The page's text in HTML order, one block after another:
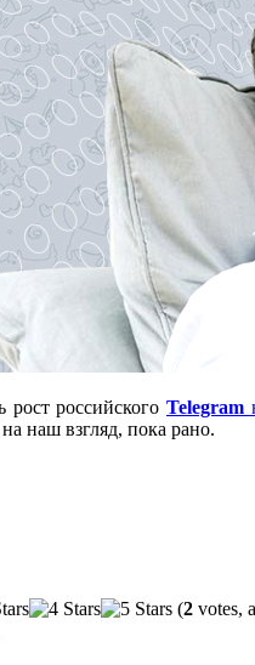
российского Telegram
наш взгляд, пока рано.
(2 votes,